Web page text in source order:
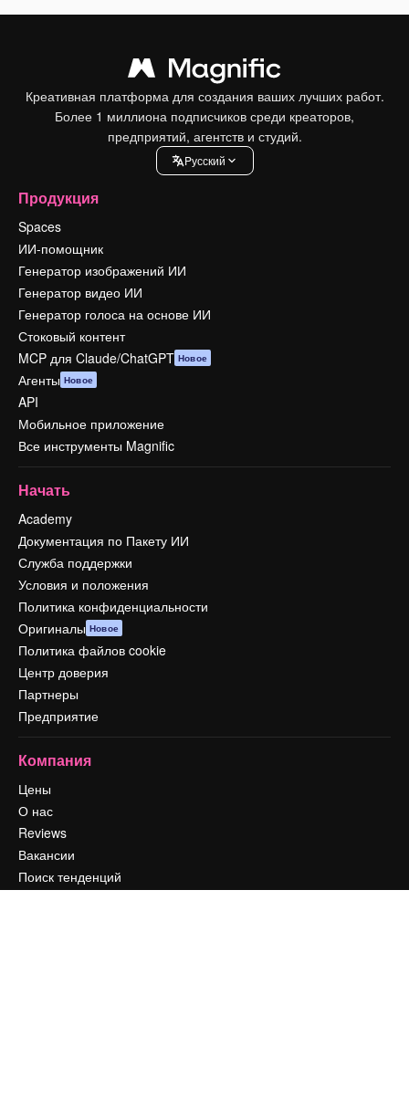
Креативная платформа для создания ваших лучших работ.
Более 1 миллиона подписчиков среди креаторов,
предприятий, агентств и студий.
Pусский
Продукция
Spaces
ИИ-помощник
Генератор изображений ИИ
Генератор видео ИИ
Генератор голоса на основе ИИ
Стоковый контент
MCP для Claude/ChatGPT Новое
Агенты Новое
API
Мобильное приложение
Все инструменты Magnific
Начать
Academy
Документация по Пакету ИИ
Служба поддержки
Условия и положения
Политика конфиденциальности
Оригиналы Новое
Политика файлов cookie
Центр доверия
Партнеры
Предприятие
Компания
Цены
О нас
Reviews
Вакансии
Поиск тенденций